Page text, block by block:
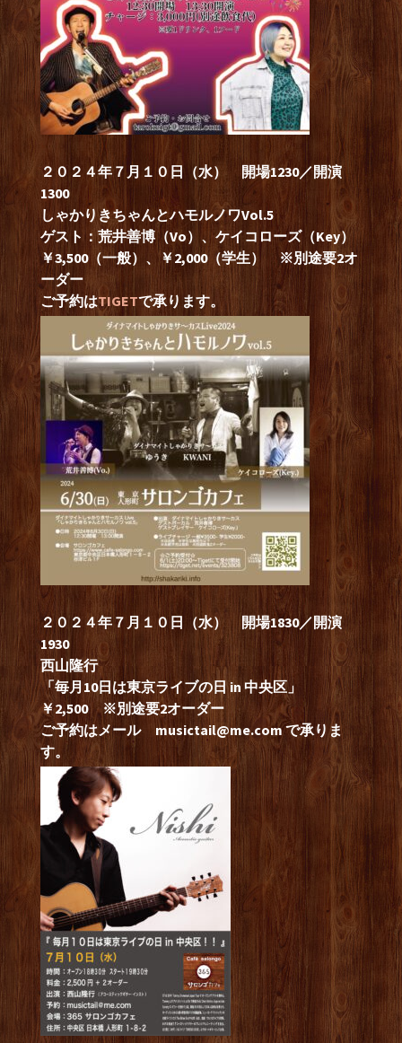
２０２４年７月１０日（水） 開場1230／開演
1300
しゃかりきちゃんとハモルノワVol.5
ゲスト：荒井善博（Vo）、ケイコローズ（Key）
￥3,500（一般）、￥2,000（学生）
※別途要2オ
ーダー
ご予約はTIGETで承ります。
２０２４年７月１０日（水） 開場1830／開演
1930
西山隆行
「毎月10日は東京ライブの日 in 中央区」
￥2,500 ※別途要2オーダー
ご予約はメール musictail@me.comで承りま
す。